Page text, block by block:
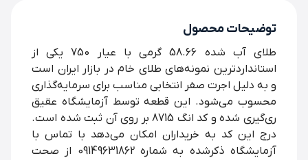
توضیحات محصول
طلای آب‌ شده 58.66 گرمی با عیار 750 یکی از
استانداردترین نمونه‌های طلای خام در بازار ایران است
و به دلیل اجرت صفر انتخابی مناسب برای سرمایه‌گذاری
محسوب می‌شود. این قطعه توسط آزمایشگاه عقیق
ری‌گیری شده و کد انگ 8715 بر روی آن ثبت شده است.
درج این کد به خریداران امکان می‌دهد با تماس با
آزمایشگاه ذکرشده به شماره 09149631862 از صحت